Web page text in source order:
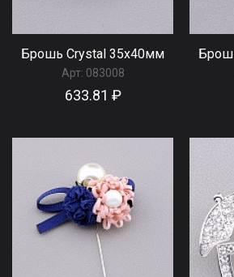
Брошь Сrystal 35x40мм
Арт: 083008
633.81 ₽